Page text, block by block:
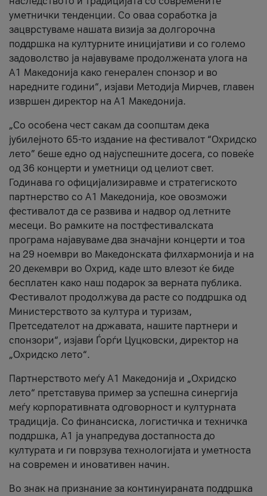
уметнички тенденции. Со оваа соработка ја
зацврстуваме нашата визија за долгорочна
поддршка на културните иницијативи и со големо
задоволство ја најавуваме продолжената улога на
A1 Македонија како генерален спонзор и во
наредните години“, изјави Методија Мирчев, главен
извршен директор на A1 Македонија.
„Со особена чест сакам да соопштам дека
јубилејното 65-то издание на фестивалот “Охридско
лето” беше едно од најуспешните досега, со повеќе
од 36 концерти и уметници од целиот свет.
Годинава го официјализиравме и стратегиското
партнерство со А1 Македонија, кое овозможи
фестивалот да се развива и надвор од летните
месеци. Во рамките на постфестивалската
програма најавуваме два значајни концерти и тоа
на 29 ноември во Македонската филхармонија и на
20 декември во Охрид, каде што влезот ќе биде
бесплатен како наш подарок за верната публика.
Фестивалот продолжува да расте со поддршка од
Министерството за култура и туризам,
Претседателот на државата, нашите партнери и
спонзори“, изјави Ѓорѓи Цуцковски, директор на
„Охридско лето“.
Партнерството меѓу A1 Македонија и „Охридско
лето“ претставува пример за успешна синергија
меѓу корпоративната одговорност и културната
традиција. Со финансиска, логистичка и техничка
поддршка, A1 ја унапредува достапноста до
културата и ги поврзува технологијата и уметноста
на современ и иновативен начин.
Во знак на признание за континуираната поддршка